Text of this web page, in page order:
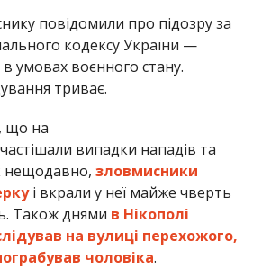
повідомили про підозру за
кодексу України —
умовах воєнного стану.
триває.
що на
випадки нападів та
нещодавно, зловмисники
і вкрали у неї майже чверть
Також днями в Нікополі
на вулиці перехожого,
чоловіка.